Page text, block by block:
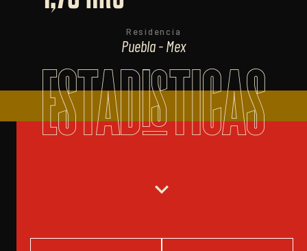
Residencia
Puebla - Mex
ESTADISTICAS
expand_more